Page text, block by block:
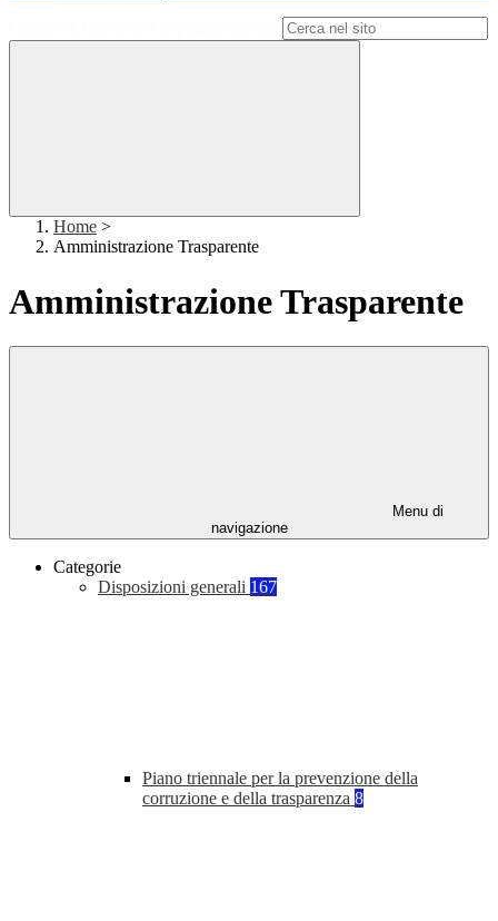
Home >
Amministrazione Trasparente
Amministrazione Trasparente
Menu di
navigazione
Categorie
Disposizioni generali 167
Piano triennale per la prevenzione della
corruzione e della trasparenza 8